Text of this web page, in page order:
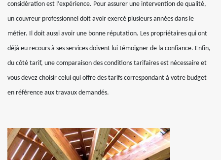
considération est l’expérience. Pour assurer une intervention de qualité,
un couvreur professionnel doit avoir exercé plusieurs années dans le
métier. Il doit aussi avoir une bonne réputation. Les propriétaires qui ont
déjà eu recours à ses services doivent lui témoigner de la confiance. Enfin,
du côté tarif, une comparaison des conditions tarifaires est nécessaire et
vous devez choisir celui qui offre des tarifs correspondant à votre budget
en référence aux travaux demandés.